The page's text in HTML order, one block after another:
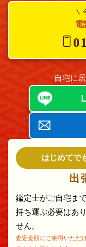
電
自宅に
はじめてで
出
鑑定士がご自宅ま
持ち運ぶ必要はあ
せん。
査定金額にご納得いただ